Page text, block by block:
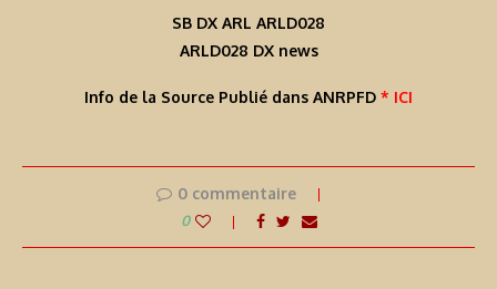
SB DX ARL ARLD028
ARLD028 DX news
Info de la Source Publié dans ANRPFD * ICI
0 commentaire
0